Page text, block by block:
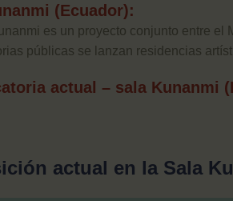
(Ecuador):
es un proyecto conjunto entre
públicas se lanzan residencias
actual – sala Kunanmi
actual en la Sala